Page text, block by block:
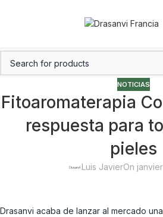
NOTICIAS
Fitoaromaterapia
respuesta para
pieles
Luis JavierOn
Drasanvi acaba de lanzar al mercado